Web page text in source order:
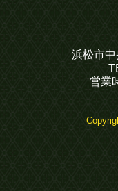
浜松市中
営業